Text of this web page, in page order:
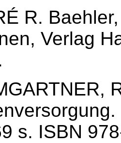
R.
Verlag
s. ISBN